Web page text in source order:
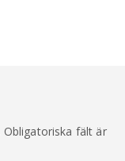
Obligatoriska fält är